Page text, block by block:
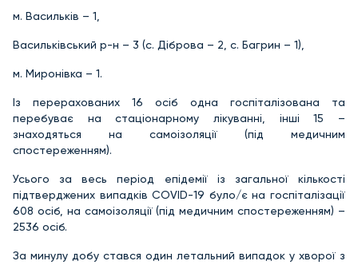
м. Васильків – 1,
Васильківський р-н – 3 (с. Діброва – 2, с. Багрин – 1),
м. Миронівка – 1.
Із перерахованих 16 осіб одна госпіталізована та
перебуває на стаціонарному лікуванні, інші 15 –
знаходяться на самоізоляції (під медичним
спостереженням).
Усього за весь період епідемії із загальної кількості
підтверджених випадків COVID-19 було/є на госпіталізації
608 осіб, на самоізоляції (під медичним спостереженням) –
2536 осіб.
За минулу добу стався один летальний випадок у хворої з